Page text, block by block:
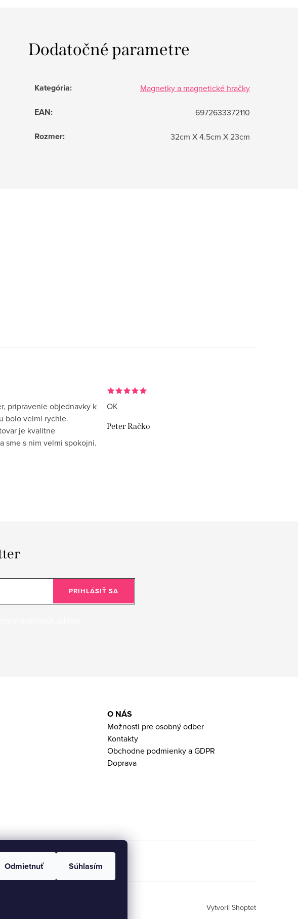
Odmietnuť Súhlasím
Dodatočné parametre
Kategória: Magnetky a magnetické hračky
EAN: 6972633372110
Rozmer: 32cm X 4.5cm X 23cm
pripravenie objednavky k
bolo velmi rychle.
je kvalitne
sme s nim velmi spokojni.
OK
Peter Račko
PRIHLÁSIŤ SA
O NÁS
Možnosti pre osobný odber
Kontakty
Obchodne podmienky a GDPR
Doprava
Vytvoril Shoptet